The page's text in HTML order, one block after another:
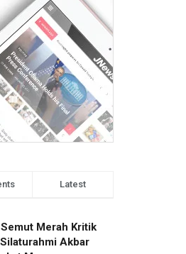
Latest
Merah Kritik
Akbar